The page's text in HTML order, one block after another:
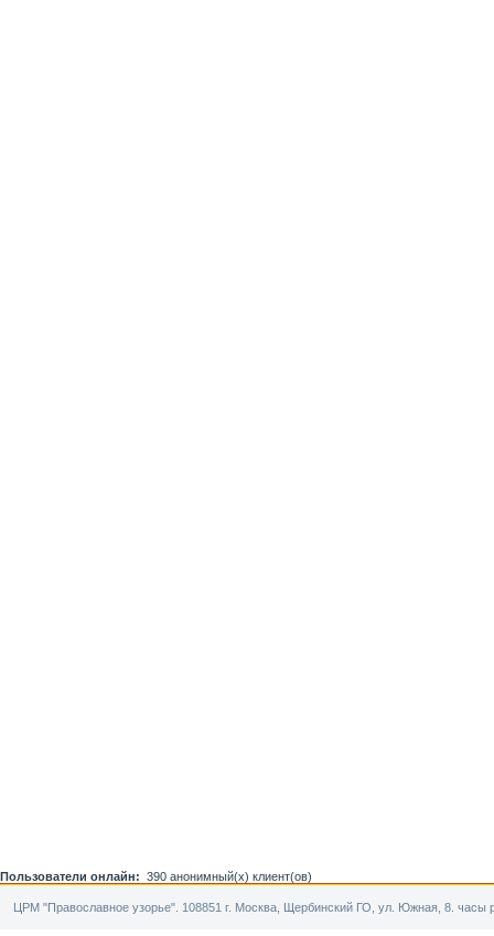
Пользователи онлайн: 390 анонимный(х) клиент(ов)
ЦРМ "Православное узорье". 108851 г. Москва, Щербинский ГО, ул. Южная, 8. часы